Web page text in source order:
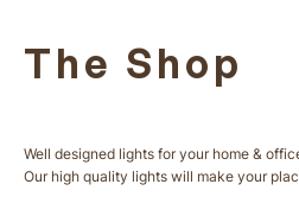
The Shop
Well designed lights for your home &
Our high quality lights will make your